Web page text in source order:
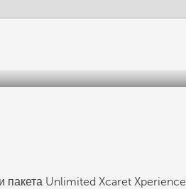
пакета Unlimited Xcaret Xperience